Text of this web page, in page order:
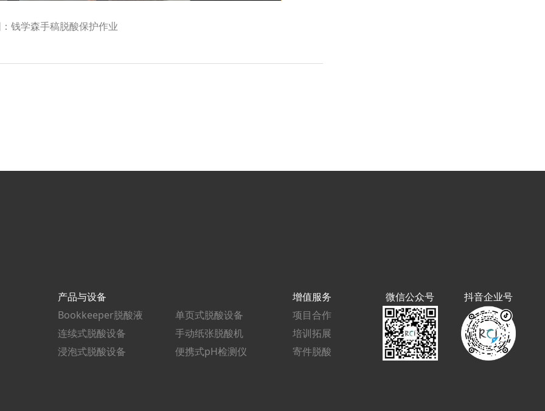
钱学森手稿脱酸保护作业
产品与设备
Bookkeeper脱酸液
单页式脱酸设备
连续式脱酸设备
手动纸张脱酸机
浸泡式脱酸设备
便携式pH检测仪
增值服务
项目合作
培训拓展
寄件脱酸
微信公众号 抖音企业号